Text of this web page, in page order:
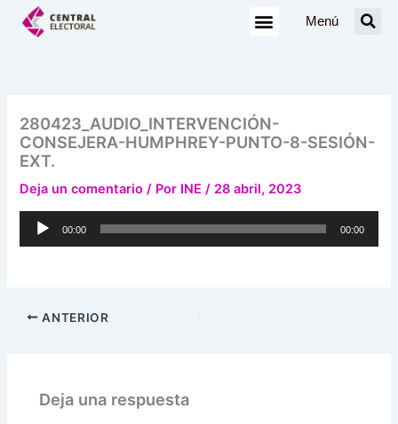
Menú
280423_AUDIO_INTERVENCIÓN-
CONSEJERA-HUMPHREY-PUNTO-8-SESIÓN-
EXT.
Deja un comentario / Por INE/ 28 abril, 2023
Reproductor
00:00 00:00
ANTERIOR
Deja una respuesta